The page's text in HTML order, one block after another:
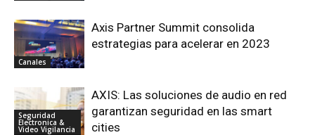
Canales
Axis Partner Summit consolida
estrategias para acelerar en 2023
Seguridad
Electronica &
Video Vigilancia
AXIS: Las soluciones de audio en red
garantizan seguridad en las smart
cities